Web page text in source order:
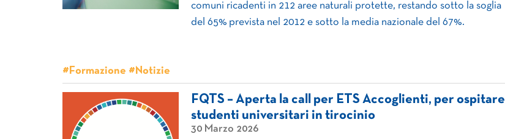
comuni ricadenti in 212 aree naturali protette, restando sotto la soglia
del 65% prevista nel 2012 e sotto la media nazionale del 67%.
#Formazione #Notizie
FQTS – Aperta la call per ETS Accoglienti, per ospitare
studenti universitari in tirocinio
30 Marzo 2026